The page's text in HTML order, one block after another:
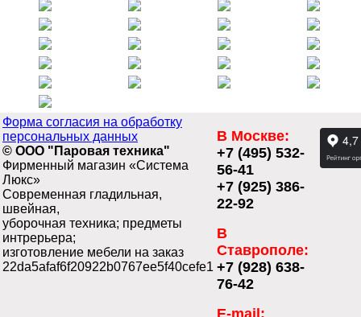
Форма согласия на обработку
персональных данных
© ООО "Паровая техника"
Фирменный магазин «Система
Люкс»
Современная гладильная,
швейная,
уборочная техника; предметы
интрерьера;
изготовление мебели на заказ
22da5afaf6f20922b0767ee5f40cefe1
В Москве:
+7 (495) 532-
56-41
+7 (925) 386-
22-92
В
Ставрополе:
+7 (928) 638-
76-42
E-mail: